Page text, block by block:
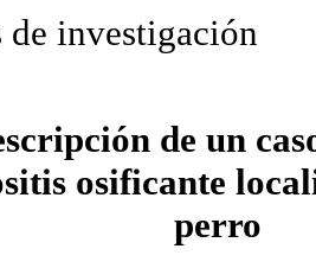
de investigación
de un
osificante
perro